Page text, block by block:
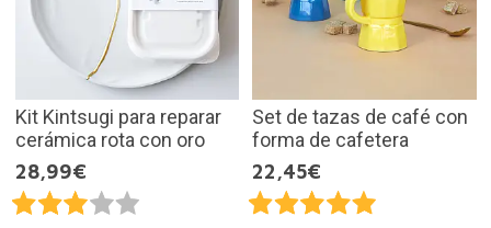
Kit Kintsugi para reparar
cerámica rota con oro
28,99€
Set de tazas de café con
forma de cafetera
22,45€